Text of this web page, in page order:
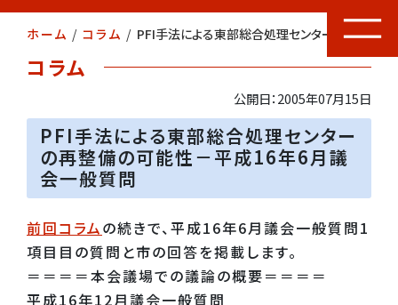
ホーム / コラム / PFI手法による東部総合処理センターの再整備の可能性－平成16年6月議会一般質問
コラム
公開日：2005年07月15日
PFI手法による東部総合処理センター
の再整備の可能性－平成16年6月議
会一般質問
前回コラムの続きで、平成16年6月議会一般質問1
項目目の質問と市の回答を掲載します。
＝＝＝＝本会議場での議論の概要＝＝＝＝
平成16年12月議会一般質問